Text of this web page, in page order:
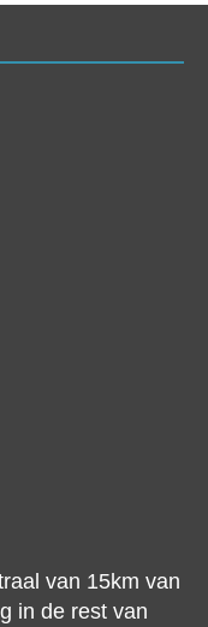
van 15km van
in de rest van